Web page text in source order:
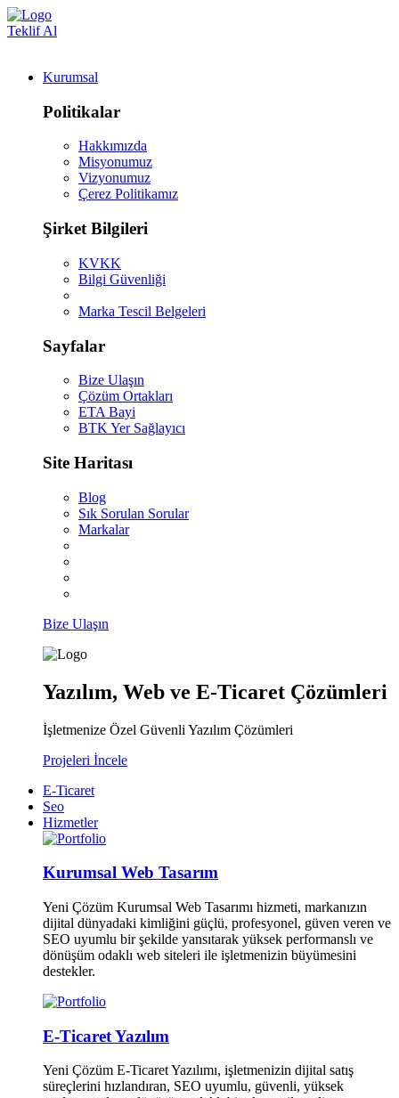
Teklif Al
Kurumsal
Politikalar
Hakkımızda
Misyonumuz
Vizyonumuz
Çerez Politikamız
Şirket Bilgileri
KVKK
Bilgi Güvenliği
Marka Tescil Belgeleri
Sayfalar
Bize Ulaşın
Çözüm Ortakları
ETA Bayi
BTK Yer Sağlayıcı
Site Haritası
Blog
Sık Sorulan Sorular
Markalar
Bize Ulaşın
Yazılım, Web ve E-Ticaret Çözümleri
İşletmenize Özel Güvenli Yazılım Çözümleri
Projeleri İncele
E-Ticaret
Seo
Hizmetler
Kurumsal Web Tasarım
Yeni Çözüm Kurumsal Web Tasarımı hizmeti, markanızın
dijital dünyadaki kimliğini güçlü, profesyonel, güven veren ve
SEO uyumlu bir şekilde yansıtarak yüksek performanslı ve
dönüşüm odaklı web siteleri ile işletmenizin büyümesini
destekler.
E-Ticaret Yazılım
Yeni Çözüm E-Ticaret Yazılımı, işletmenizin dijital satış
süreçlerini hızlandıran, SEO uyumlu, güvenli, yüksek